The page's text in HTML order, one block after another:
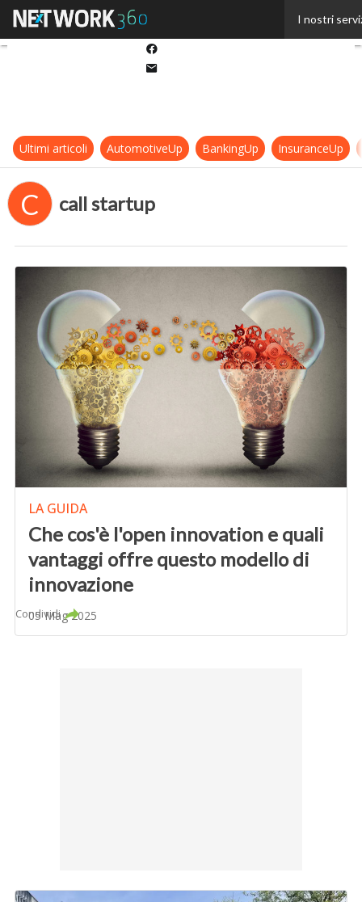
I nostri
Ultimi articoli AutomotiveUp BankingUp InsuranceUp
C call startup
LA GUIDA
Che cos'è l'open innovation e quali
vantaggi offre questo modello di
innovazione
05 Mag 2025
Condividi